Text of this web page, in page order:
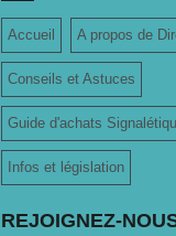
Accueil A propos de
Conseils et Astuces
Guide d'achats
Infos et législation
REJOIGNEZ-